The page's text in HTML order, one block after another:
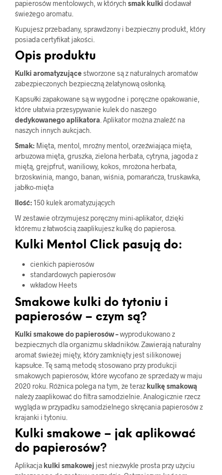
papierosów mentolowych, w których smak kulki dodawał
świeżego aromatu.
Kupujesz przebadany, sprawdzony i bezpieczny produkt, który
posiada certyfikat jakości.
Opis produktu
Kulki aromatyzującestworzone są z naturalnych aromatów
zabezpieczonych bezpieczną żelatynową osłonką.
Kapsułki zapakowane są w wygodne i poręczne opakowanie,
które ułatwia przesypywanie kulek do naszego
dedykowanego aplikatora . Aplikator można znaleźć na
naszych innych aukcjach.
Smak: Mięta, mentol, mroźny mentol, orzeźwiająca mięta,
arbuzowa mięta, gruszka, zielona herbata, cytryna, jagoda z
miętą, grejpfrut, waniliowy, kokos, mrożona herbata,
brzoskwinia, mango, banan, wiśnia, pomarańcza, truskawka,
jabłko-mięta
Ilość:150 kulek aromatyzujących
W zestawie otrzymujesz poręczny mini-aplikator, dzięki
któremu z łatwością zaaplikujesz kulkę do papierosa.
Kulki Mentol Click pasują do:
cienkich papierosów
standardowych papierosów
wkładow Heets
Smakowe kulki do tytoniu i
papierosów – czym są?
Kulki smakowe do papierosów –wyprodukowano z
bezpiecznych dla organizmu składników. Zawierają naturalny
aromat świeżej mięty, który zamknięty jest silikonowej
kapsułce. Tę samą metodę stosowano przy produkcji
smakowych papierosów, które wycofano ze sprzedaży w maju
2020 roku. Różnica polega na tym, że teraz kulkę smakową
należy zaaplikować do filtra samodzielnie. Analogicznie rzecz
wygląda w przypadku samodzielnego skręcania papierosów z
krajanki i tytoniu.
Kulki smakowe – jak aplikować
do papierosów?
Aplikacja kulki smakowej jest niezwykle prosta przy użyciu